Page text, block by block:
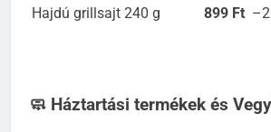
Hajdú grillsajt 240 g 899 Ft
🧼 Háztartási termékek és